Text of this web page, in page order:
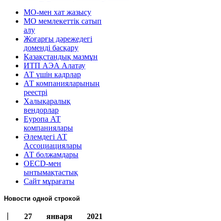
МО-мен хат жазысу
МО мемлекеттік сатып
алу
Жоғарғы дәрежедегі
доменді басқару
Қазақстандық мазмұн
ИТП АЭА Алатау
АТ үшін кадрлар
АТ компанияларының
реестрі
Халықаралық
вендорлар
Еуропа АТ
компаниялары
Әлемдегі АТ
Ассоциациялары
АТ болжамдары
OECD-мен
ынтымақтастық
Сайт мұрағаты
Новости одной строкой
27 января 2021